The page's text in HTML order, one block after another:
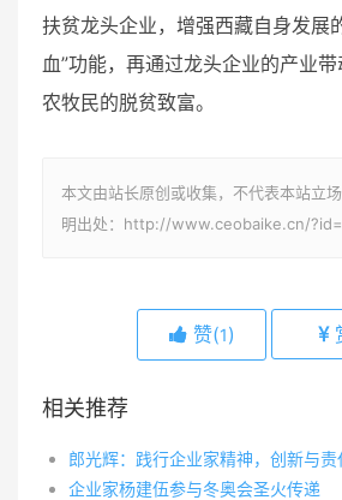
扶贫龙头企业，增强西藏自身发展
血”功能，再通过龙头企业的产业
农牧民的脱贫致富。
本文由站长原创或收集，不代表本站立
明出处：http://www.ceobaike.cn/
赞(1)
相关推荐
郎光辉：践行企业家精神，创新与
企业家杨建伍参与冬奥会圣火传递